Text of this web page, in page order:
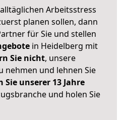
Arbeitsstress
planen sollen, dann
für Sie und stellen
in Heidelberg mit
Sie nicht, unsere
nehmen und lehnen Sie
Sie unserer 13 Jahre
und holen Sie